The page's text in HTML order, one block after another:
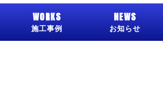
WORKS
施工事例
NEWS
お知らせ